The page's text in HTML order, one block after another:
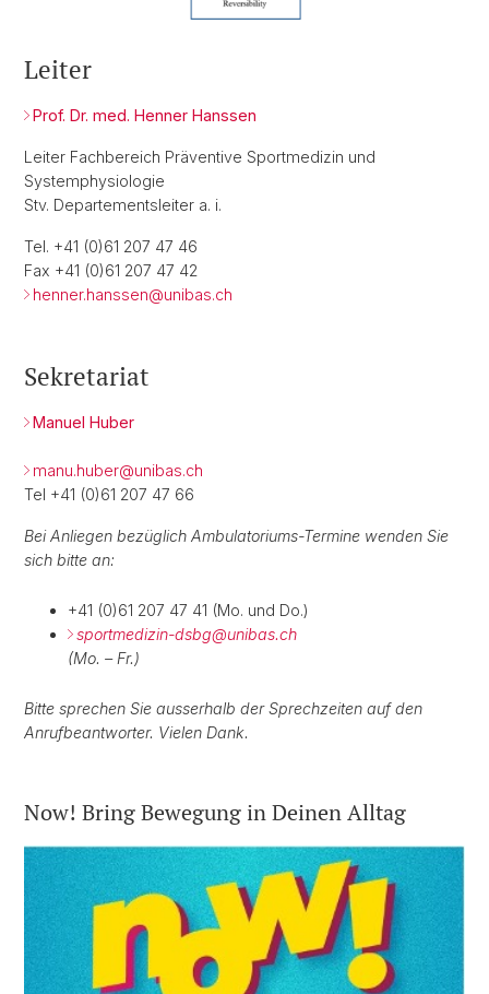
Leiter
Prof. Dr. med. Henner Hanssen
Leiter Fachbereich Präventive Sportmedizin und
Systemphysiologie
Stv. Departementsleiter a. i.
Tel. +41 (0)61 207 47 46
Fax +41 (0)61 207 47 42
henner.hanssen@unibas.ch
Sekretariat
Manuel Huber
manu.huber@unibas.ch
Tel +41 (0)61 207 47 66
Bei Anliegen bezüglich Ambulatoriums-Termine wenden Sie
sich bitte an:
+41 (0)61 207 47 41 (Mo. und Do.)
sportmedizin-dsbg@unibas.ch
(Mo. – Fr.)
Bitte sprechen Sie ausserhalb der Sprechzeiten auf den
Anrufbeantworter. Vielen Dank.
Now! Bring Bewegung in Deinen Alltag